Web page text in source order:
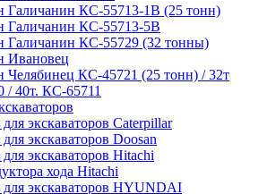
Галичанин КС-55713-1В (25 тонн)
Галичанин КС-55713-5В
Галичанин КС-55729 (32 тонны)
Ивановец
Челябинец КС-45721 (25 тонн) / 32т
/ 40т. КС-65711
экскаваторов Caterpillar
экскаваторов Doosan
экскаваторов Hitachi
хода Hitachi
для экскаваторов HYUNDAI